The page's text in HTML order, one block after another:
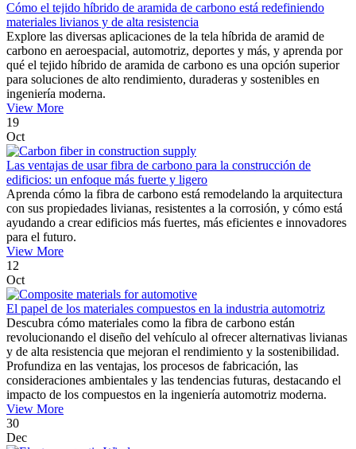
Cómo el tejido híbrido de aramida de carbono está redefiniendo
materiales livianos y de alta resistencia
Explore las diversas aplicaciones de la tela híbrida de aramid de
carbono en aeroespacial, automotriz, deportes y más, y aprenda por
qué el tejido híbrido de aramida de carbono es una opción superior
para soluciones de alto rendimiento, duraderas y sostenibles en
ingeniería moderna.
View More
19
Oct
Las ventajas de usar fibra de carbono para la construcción de
edificios: un enfoque más fuerte y ligero
Aprenda cómo la fibra de carbono está remodelando la arquitectura
con sus propiedades livianas, resistentes a la corrosión, y cómo está
ayudando a crear edificios más fuertes, más eficientes e innovadores
para el futuro.
View More
12
Oct
El papel de los materiales compuestos en la industria automotriz
Descubra cómo materiales como la fibra de carbono están
revolucionando el diseño del vehículo al ofrecer alternativas livianas
y de alta resistencia que mejoran el rendimiento y la sostenibilidad.
Profundiza en las ventajas, los procesos de fabricación, las
consideraciones ambientales y las tendencias futuras, destacando el
impacto de los compuestos en la ingeniería automotriz moderna.
View More
30
Dec